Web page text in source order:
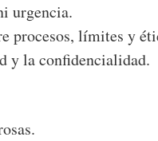
urgencia.
procesos, límites y
y la confidencialidad.